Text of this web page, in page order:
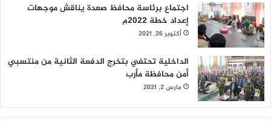
اجتماع برئاسة محافظ صعدة يناقش موجهات
إعداد خطة 2022م
أكتوبر 26, 2021
الداخلية تحتفي بتخرج الدفعة الثانية من منتسبي
أمن محافظة مأرب
مارس 2, 2021